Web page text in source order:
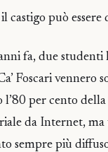
castigo può essere
fa, due studenti
Foscari vennero
l’80 per cento
da Internet,
sempre più